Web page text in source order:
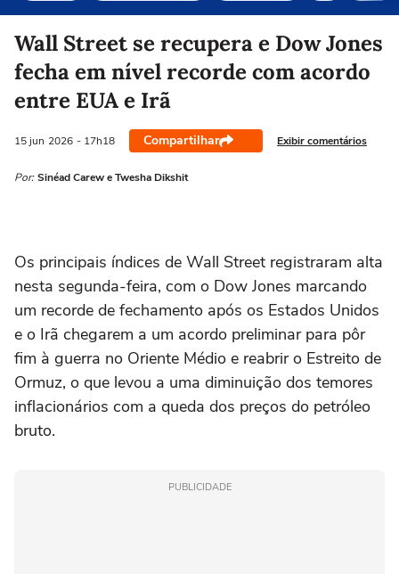
Wall Street se recupera e Dow Jones
fecha em nível recorde com acordo
entre EUA e Irã
15 jun 2026 - 17h18 Compartilhar Exibir comentários
Por: Sinéad Carew e Twesha Dikshit
Os principais índices de Wall ‌Street registraram alta
nesta segunda-feira, com o Dow Jones marcando
um recorde de fechamento após os Estados Unidos
e o Irã chegarem a um acordo preliminar para pôr
fim à guerra no Oriente Médio e reabrir o Estreito de
Ormuz, o que levou a uma diminuição dos temores
inflacionários com a queda dos preços do petróleo
bruto.
PUBLICIDADE